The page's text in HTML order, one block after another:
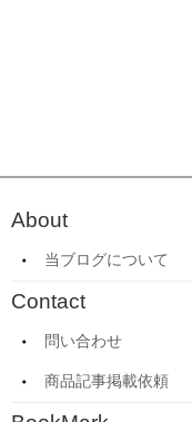
About
当ブログについて
Contact
問い合わせ
商品記事掲載依頼